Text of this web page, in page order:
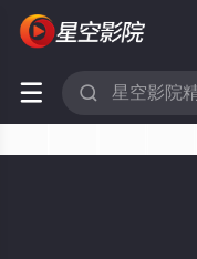
 